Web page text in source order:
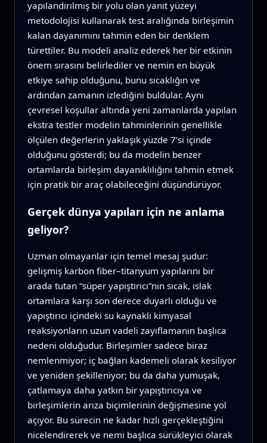
yapılandırılmış bir yolu olan yanıt yüzeyi
metodolojisi kullanarak test aralığında birleşimin
kalan dayanımını tahmin eden bir denklem
türettiler. Bu modeli analiz ederek her bir etkinin
önem sırasını belirlediler ve nemin en büyük
etkiye sahip olduğunu, bunu sıcaklığın ve
ardından zamanın izlediğini buldular. Aynı
çevresel koşullar altında yeni zamanlarda yapılan
ekstra testler modelin tahminlerinin genellikle
ölçülen değerlerin yaklaşık yüzde 7’si içinde
olduğunu gösterdi; bu da modelin benzer
ortamlarda birleşim dayanıklılığını tahmin etmek
için pratik bir araç olabileceğini düşündürüyor.
Gerçek dünya yapıları için ne anlama
geliyor?
Uzman olmayanlar için temel mesaj şudur:
gelişmiş karbon fiber–titanyum yapılarını bir
arada tutan “süper yapıştırıcı”nın sıcak, ıslak
ortamlara karşı son derece duyarlı olduğu ve
yapıştırıcı içindeki su kaynaklı kimyasal
reaksiyonların uzun vadeli zayıflamanın başlıca
nedeni olduğudur. Birleşimler sadece biraz
nemlenmiyor; iç bağları kademeli olarak kesiliyor
ve yeniden şekilleniyor; bu da daha yumuşak,
çatlamaya daha yatkın bir yapıştırıcıya ve
birleşimlerin arıza biçimlerinin değişmesine yol
açıyor. Bu sürecin ne kadar hızlı gerçekleştiğini
nicelendirerek ve nemi başlıca sürükleyici olarak